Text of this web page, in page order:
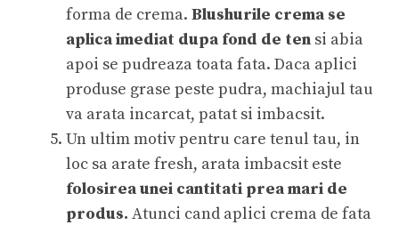
forma de crema. Blushurile crema se
aplica imediat dupa fond de ten si abia
apoi se pudreaza toata fata. Daca aplici
produse grase peste pudra, machiajul tau
va arata incarcat, patat si imbacsit.
Un ultim motiv pentru care tenul tau, in
loc sa arate fresh, arata imbacsit este
folosirea unei cantitati prea mari de
produs. Atunci cand aplici crema de fata